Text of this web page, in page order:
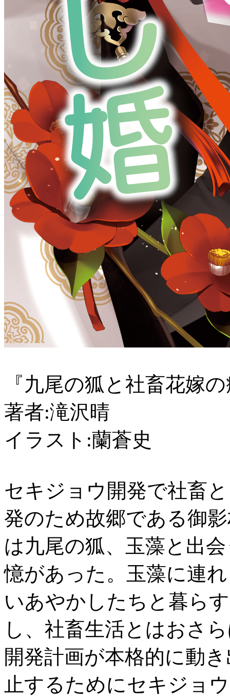
『九尾の狐と社畜花嫁
著者:滝沢晴
イラスト:蘭蒼史
セキジョウ開発で社畜
発のため故郷である御
は九尾の狐、玉藻と出
憶があった。玉藻に連
いあやかしたちと暮ら
し、社畜生活とはおさ
開発計画が本格的に動
止するためにセキジョ